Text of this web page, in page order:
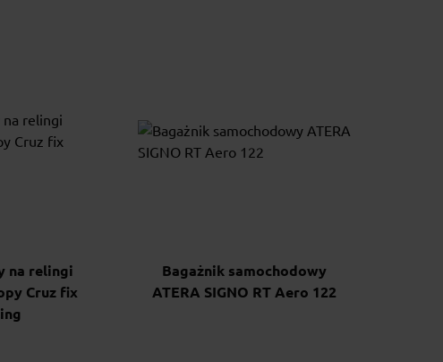
na relingi
Cruz fix
Bagażnik samochodowy
ATERA SIGNO RT Aero 122